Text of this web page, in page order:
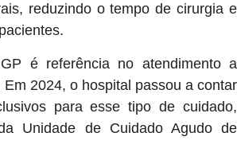
reduzindo o tempo de cirurgia e
é referência no atendimento a
Em 2024, o hospital passou a contar
para esse tipo de cuidado,
Unidade de Cuidado Agudo de